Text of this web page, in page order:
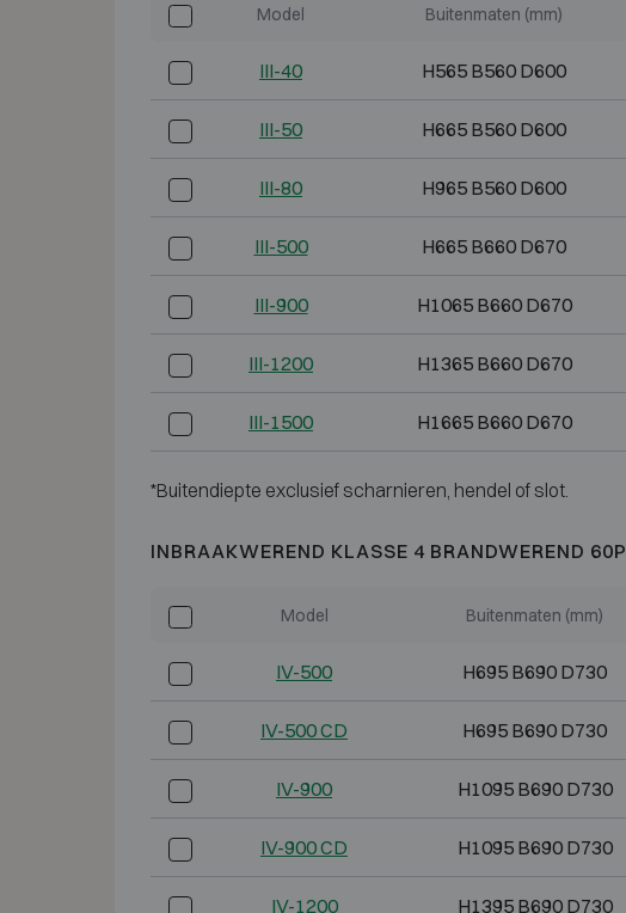
Model Buitenmaten (mm)
III-40 H565 B560 D600
III-50 H665 B560 D600
III-80 H965 B560 D600
III-500 H665 B660 D670
III-900 H1065 B660 D670
III-1200 H1365 B660 D670
III-1500 H1665 B660 D670
*Buitendiepte exclusief scharnieren, hendel of slot.
INBRAAKWEREND KLASSE 4 BRANDWEREND 60P
Model Buitenmaten (mm)
IV-500 H695 B690 D730
IV-500 CD H695 B690 D730
IV-900 H1095 B690 D730
IV-900 CD H1095 B690 D730
IV-1200 H1395 B690 D730